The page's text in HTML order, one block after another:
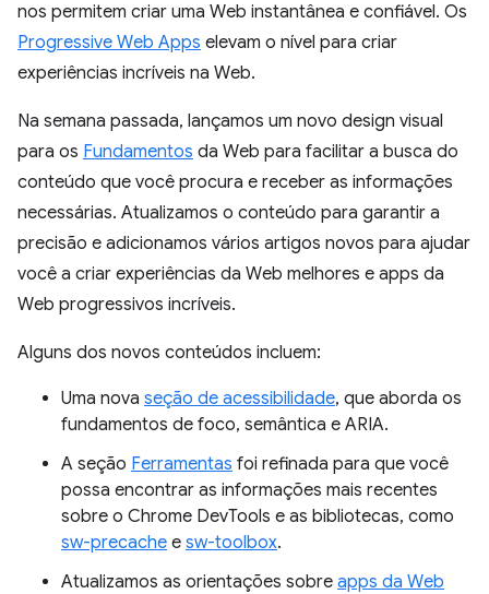
nos permitem criar uma Web instantânea e confiável. Os
Progressive Web Apps elevam o nível para criar
experiências incríveis na Web.
Na semana passada, lançamos um novo design visual
para os Fundamentos da Web para facilitar a busca do
conteúdo que você procura e receber as informações
necessárias. Atualizamos o conteúdo para garantir a
precisão e adicionamos vários artigos novos para ajudar
você a criar experiências da Web melhores e apps da
Web progressivos incríveis.
Alguns dos novos conteúdos incluem:
Uma nova seção de acessibilidade, que aborda os
fundamentos de foco, semântica e ARIA.
A seção Ferramentas foi refinada para que você
possa encontrar as informações mais recentes
sobre o Chrome DevTools e as bibliotecas, como
sw-precache e sw-toolbox.
Atualizamos as orientações sobre apps da Web